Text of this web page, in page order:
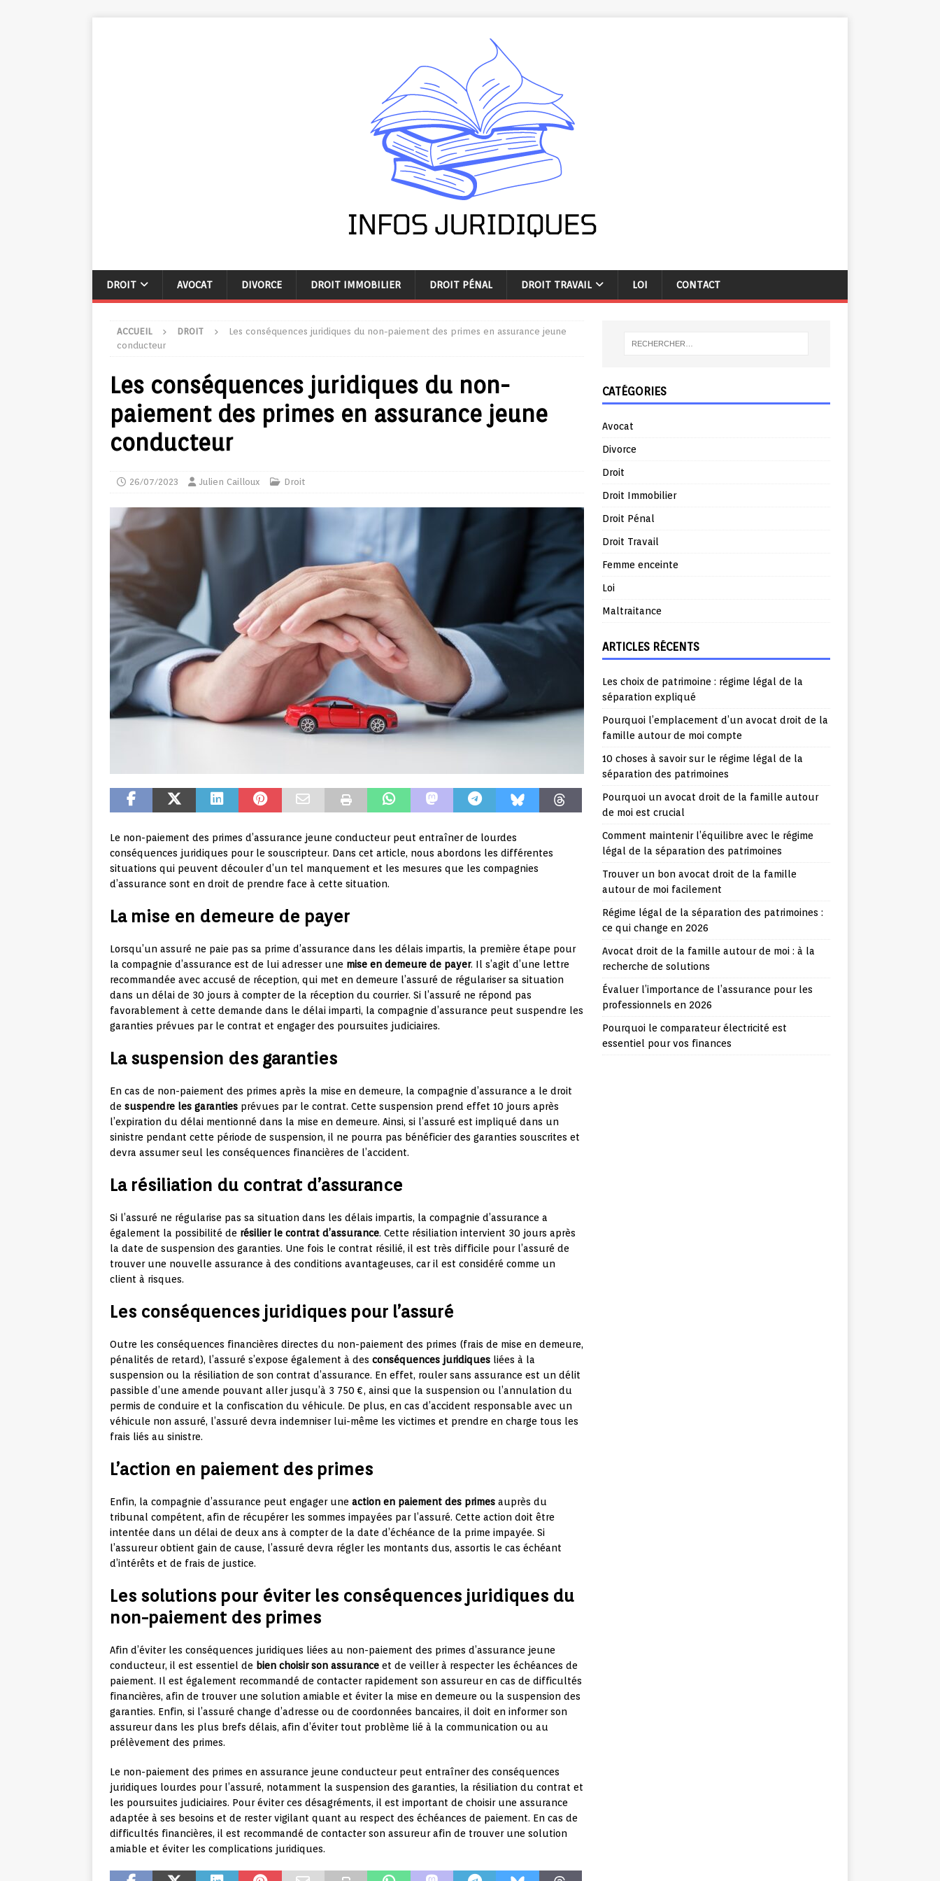
DROIT AVOCAT DIVORCE DROIT IMMOBILIER DROIT PÉNAL DROIT TRAVAIL LOI CONTACT
ACCUEIL DROIT
Les conséquences juridiques du non-paiement des primes en assurance jeune
conducteur
Les conséquences juridiques du non-
paiement des primes en assurance jeune
conducteur
26/07/2023 Julien Cailloux Droit
Le non-paiement des primes d’assurance jeune conducteur peut entraîner de lourdes
conséquences juridiques pour le souscripteur. Dans cet article, nous abordons les différentes
situations qui peuvent découler d’un tel manquement et les mesures que les compagnies
d’assurance sont en droit de prendre face à cette situation.
La mise en demeure de payer
Lorsqu’un assuré ne paie pas sa prime d’assurance dans les délais impartis, la première étape pour
la compagnie d’assurance est de lui adresser une mise en demeure de payer. Il s’agit d’une lettre
recommandée avec accusé de réception, qui met en demeure l’assuré de régulariser sa situation
dans un délai de 30 jours à compter de la réception du courrier. Si l’assuré ne répond pas
favorablement à cette demande dans le délai imparti, la compagnie d’assurance peut suspendre les
garanties prévues par le contrat et engager des poursuites judiciaires.
La suspension des garanties
En cas de non-paiement des primes après la mise en demeure, la compagnie d’assurance a le droit
de suspendre les garanties prévues par le contrat. Cette suspension prend effet 10 jours après
l’expiration du délai mentionné dans la mise en demeure. Ainsi, si l’assuré est impliqué dans un
sinistre pendant cette période de suspension, il ne pourra pas bénéficier des garanties souscrites et
devra assumer seul les conséquences financières de l’accident.
La résiliation du contrat d’assurance
Si l’assuré ne régularise pas sa situation dans les délais impartis, la compagnie d’assurance a
également la possibilité de résilier le contrat d’assurance. Cette résiliation intervient 30 jours après
la date de suspension des garanties. Une fois le contrat résilié, il est très difficile pour l’assuré de
trouver une nouvelle assurance à des conditions avantageuses, car il est considéré comme un
client à risques.
Les conséquences juridiques pour l’assuré
Outre les conséquences financières directes du non-paiement des primes (frais de mise en demeure,
pénalités de retard), l’assuré s’expose également à des conséquences juridiques liées à la
suspension ou la résiliation de son contrat d’assurance. En effet, rouler sans assurance est un délit
passible d’une amende pouvant aller jusqu’à 3 750 €, ainsi que la suspension ou l’annulation du
permis de conduire et la confiscation du véhicule. De plus, en cas d’accident responsable avec un
véhicule non assuré, l’assuré devra indemniser lui-même les victimes et prendre en charge tous les
frais liés au sinistre.
L’action en paiement des primes
Enfin, la compagnie d’assurance peut engager une action en paiement des primes auprès du
tribunal compétent, afin de récupérer les sommes impayées par l’assuré. Cette action doit être
intentée dans un délai de deux ans à compter de la date d’échéance de la prime impayée. Si
l’assureur obtient gain de cause, l’assuré devra régler les montants dus, assortis le cas échéant
d’intérêts et de frais de justice.
Les solutions pour éviter les conséquences juridiques du
non-paiement des primes
Afin d’éviter les conséquences juridiques liées au non-paiement des primes d’assurance jeune
conducteur, il est essentiel de bien choisir son assurance et de veiller à respecter les échéances de
paiement. Il est également recommandé de contacter rapidement son assureur en cas de difficultés
financières, afin de trouver une solution amiable et éviter la mise en demeure ou la suspension des
garanties. Enfin, si l’assuré change d’adresse ou de coordonnées bancaires, il doit en informer son
assureur dans les plus brefs délais, afin d’éviter tout problème lié à la communication ou au
prélèvement des primes.
Le non-paiement des primes en assurance jeune conducteur peut entraîner des conséquences
juridiques lourdes pour l’assuré, notamment la suspension des garanties, la résiliation du contrat et
les poursuites judiciaires. Pour éviter ces désagréments, il est important de choisir une assurance
adaptée à ses besoins et de rester vigilant quant au respect des échéances de paiement. En cas de
difficultés financières, il est recommandé de contacter son assureur afin de trouver une solution
amiable et éviter les complications juridiques.
CATÉGORIES
Avocat
Divorce
Droit
Droit Immobilier
Droit Pénal
Droit Travail
Femme enceinte
Loi
Maltraitance
ARTICLES RÉCENTS
Les choix de patrimoine : régime légal de la
séparation expliqué
Pourquoi l’emplacement d’un avocat droit de la
famille autour de moi compte
10 choses à savoir sur le régime légal de la
séparation des patrimoines
Pourquoi un avocat droit de la famille autour
de moi est crucial
Comment maintenir l’équilibre avec le régime
légal de la séparation des patrimoines
Trouver un bon avocat droit de la famille
autour de moi facilement
Régime légal de la séparation des patrimoines :
ce qui change en 2026
Avocat droit de la famille autour de moi : à la
recherche de solutions
Évaluer l’importance de l’assurance pour les
professionnels en 2026
Pourquoi le comparateur électricité est
essentiel pour vos finances